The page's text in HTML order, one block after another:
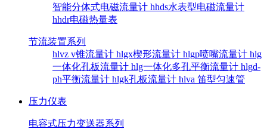
智能分体式电磁流量计 hhds水表型电磁流量计
hhdr电磁热量表
节流装置系列
hlvz v锥流量计 hlgx楔形流量计 hlgp喷嘴流量计 hlg
一体化孔板流量计 hlg一体化多孔平衡流量计 hlgd-
ph平衡流量计 hlgk孔板流量计 hlva 笛型匀速管
压力仪表
电容式压力变送器系列